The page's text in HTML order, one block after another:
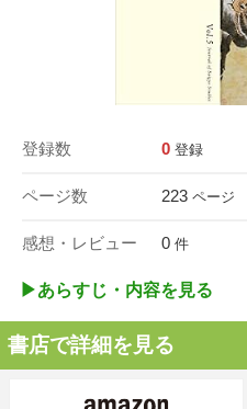
登録数 0 登録
ページ数 223 ページ
感想・レビュー 0 件
▶︎あらすじ・内容を見る
書店で詳細を見る